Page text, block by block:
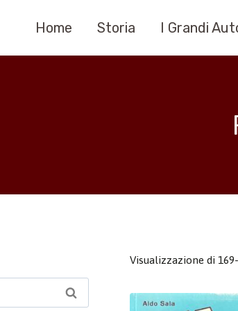
Home Storia I Grandi
Visualizzazione di
Cerca